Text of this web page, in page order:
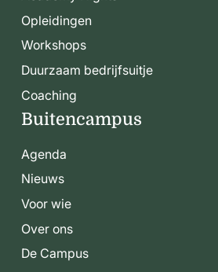
Opleidingen
Workshops
Duurzaam bedrijfsuitje
Coaching
Buitencampus
Agenda
Nieuws
Voor wie
Over ons
De Campus